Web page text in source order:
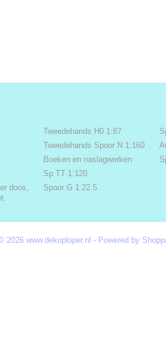
doos,
Tweedehands H0 1:87
Tweedehands Spoor N 1:160
Boeken en naslagwerken
Sp TT 1:120
Spoor G 1:22.5
2026 www.dekoploper.nl - Powered by